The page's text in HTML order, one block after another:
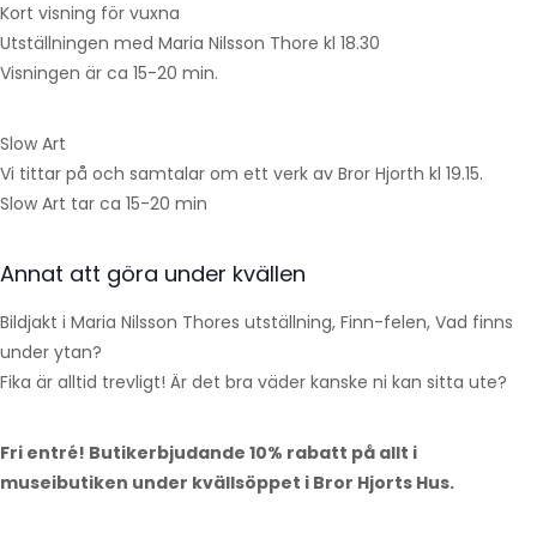
Kort visning för vuxna
Utställningen med Maria Nilsson Thore kl 18.30
Visningen är ca 15-20 min.
Slow Art
Vi tittar på och samtalar om ett verk av Bror Hjorth kl 19.15.
Slow Art tar ca 15-20 min
Annat att göra under kvällen
Bildjakt i Maria Nilsson Thores utställning, Finn-felen, Vad finns
under ytan?
Fika är alltid trevligt! Är det bra väder kanske ni kan sitta ute?
Fri entré! Butikerbjudande 10% rabatt på allt i
museibutiken under kvällsöppet i Bror Hjorts Hus.